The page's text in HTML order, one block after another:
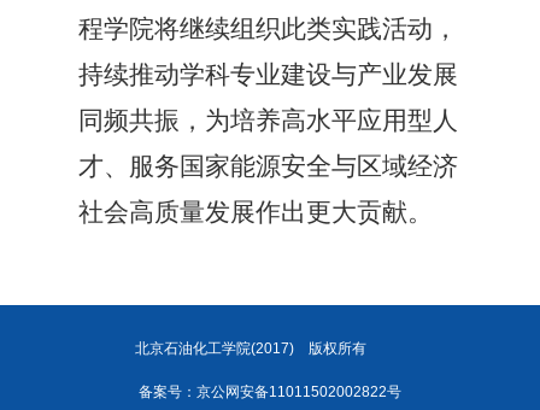
程学院将继续组织此类实践活动，
持续推动学科专业建设与产业发展
同频共振，为培养高水平应用型人
才、服务国家能源安全与区域经济
社会高质量发展作出更大贡献。
北京石油化工学院(2017) 版权所有
备案号：京公网安备11011502002822号